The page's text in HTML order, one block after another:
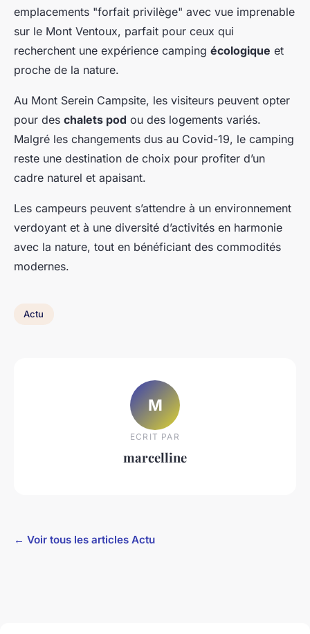
emplacements "forfait privilège" avec vue imprenable
sur le Mont Ventoux, parfait pour ceux qui
recherchent une expérience camping écologique et
proche de la nature.
Au Mont Serein Campsite, les visiteurs peuvent opter
pour des chalets pod ou des logements variés.
Malgré les changements dus au Covid-19, le camping
reste une destination de choix pour profiter d’un
cadre naturel et apaisant.
Les campeurs peuvent s’attendre à un environnement
verdoyant et à une diversité d’activités en harmonie
avec la nature, tout en bénéficiant des commodités
modernes.
Actu
M
ECRIT PAR
marcelline
← Voir tous les articles Actu